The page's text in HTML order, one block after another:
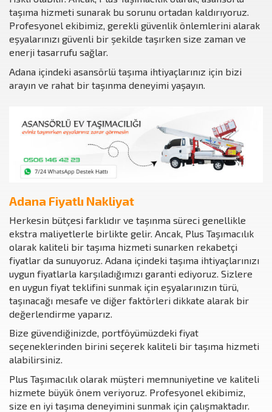
taşıma hizmeti sunarak bu sorunu ortadan kaldırıyoruz.
Profesyonel ekibimiz, gerekli güvenlik önlemlerini alarak
eşyalarınızı güvenli bir şekilde taşırken size zaman ve
enerji tasarrufu sağlar.
Adana içindeki asansörlü taşıma ihtiyaçlarınız için bizi
arayın ve rahat bir taşınma deneyimi yaşayın.
Adana Fiyatlı Nakliyat
Herkesin bütçesi farklıdır ve taşınma süreci genellikle
ekstra maliyetlerle birlikte gelir. Ancak, Plus Taşımacılık
olarak kaliteli bir taşıma hizmeti sunarken rekabetçi
fiyatlar da sunuyoruz. Adana içindeki taşıma ihtiyaçlarınızı
uygun fiyatlarla karşıladığımızı garanti ediyoruz. Sizlere
en uygun fiyat teklifini sunmak için eşyalarınızın türü,
taşınacağı mesafe ve diğer faktörleri dikkate alarak bir
değerlendirme yaparız.
Bize güvendiğinizde, portföyümüzdeki fiyat
seçeneklerinden birini seçerek kaliteli bir taşıma hizmeti
alabilirsiniz.
Plus Taşımacılık olarak müşteri memnuniyetine ve kaliteli
hizmete büyük önem veriyoruz. Profesyonel ekibimiz,
size en iyi taşıma deneyimini sunmak için çalışmaktadır.